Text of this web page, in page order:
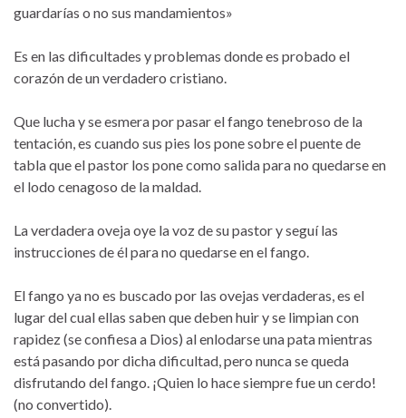
guardarías o no sus mandamientos»
Es en las dificultades y problemas donde es probado el
corazón de un verdadero cristiano.
Que lucha y se esmera por pasar el fango tenebroso de la
tentación, es cuando sus pies los pone sobre el puente de
tabla que el pastor los pone como salida para no quedarse en
el lodo cenagoso de la maldad.
La verdadera oveja oye la voz de su pastor y seguí las
instrucciones de él para no quedarse en el fango.
El fango ya no es buscado por las ovejas verdaderas, es el
lugar del cual ellas saben que deben huir y se limpian con
rapidez (se confiesa a Dios) al enlodarse una pata mientras
está pasando por dicha dificultad, pero nunca se queda
disfrutando del fango. ¡Quien lo hace siempre fue un cerdo!
(no convertido).